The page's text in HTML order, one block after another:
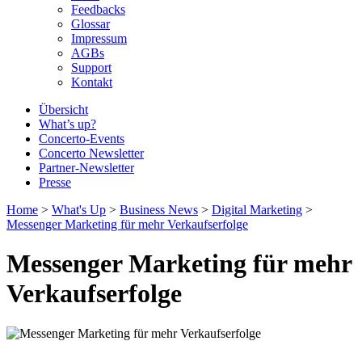
Feedbacks
Glossar
Impressum
AGBs
Support
Kontakt
Übersicht
What’s up?
Concerto-Events
Concerto Newsletter
Partner-Newsletter
Presse
Home > What's Up > Business News > Digital Marketing >
Messenger Marketing für mehr Verkaufserfolge
Messenger Marketing für mehr
Verkaufserfolge